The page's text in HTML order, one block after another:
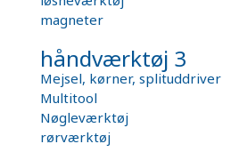
magneter
håndværktøj 3
Mejsel, kørner, splituddriver
Multitool
Nøgleværktøj
rørværktøj